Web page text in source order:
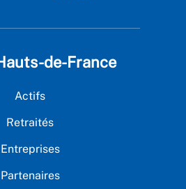
de-France
Actifs
Retraités
Entreprises
Partenaires